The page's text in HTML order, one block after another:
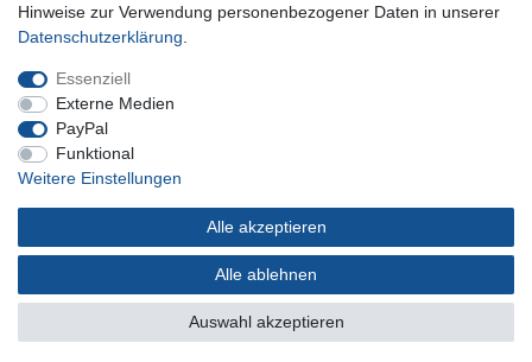
Infos Ratenkauf mit easyCredit
Qualität made in Germany
Schnelle & sichere Lieferung
Ideal für Selbermacher (DIY)
Widerrufs­recht
AGB Kontakt
Hinweise zur Verwendung personenbezogener Daten in unserer
Daten­schutz­erklärung
Essenziell
Externe Medien
PayPal
Funktional
Weitere Einstellungen
Alle akzeptieren
Alle ablehnen
Auswahl akzeptieren